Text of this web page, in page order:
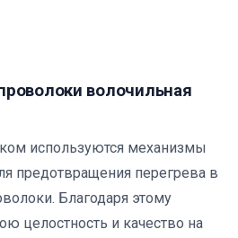
волочильная
используются механизмы
предотвращения перегрева в
Благодаря этому
целостность и качество на